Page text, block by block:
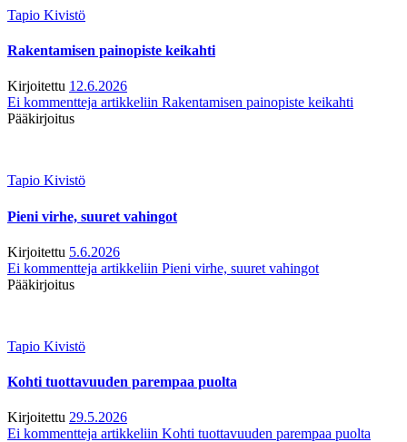
Tapio Kivistö
Rakentamisen painopiste keikahti
Kirjoitettu 12.6.2026
Ei kommentteja artikkeliin Rakentamisen painopiste keikahti
Pääkirjoitus
Tapio Kivistö
Pieni virhe, suuret vahingot
Kirjoitettu 5.6.2026
Ei kommentteja artikkeliin Pieni virhe, suuret vahingot
Pääkirjoitus
Tapio Kivistö
Kohti tuottavuuden parempaa puolta
Kirjoitettu 29.5.2026
Ei kommentteja artikkeliin Kohti tuottavuuden parempaa puolta